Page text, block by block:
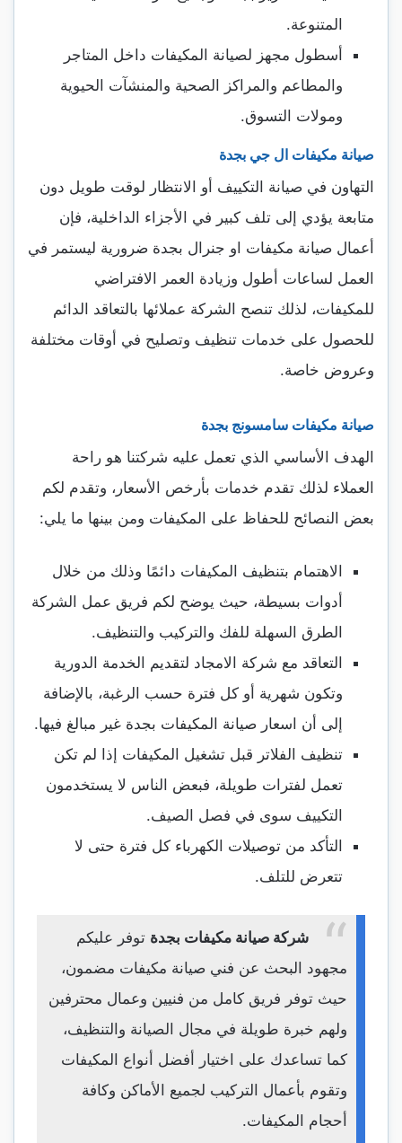
المتنوعة.
أسطول مجهز لصيانة المكيفات داخل المتاجر
والمطاعم والمراكز الصحية والمنشآت الحيوية
ومولات التسوق.
صيانة مكيفات ال جي بجدة
التهاون في صيانة التكييف أو الانتظار لوقت طويل دون
متابعة يؤدي إلى تلف كبير في الأجزاء الداخلية، فإن
أعمال صيانة مكيفات او جنرال بجدة ضرورية ليستمر في
العمل لساعات أطول وزيادة العمر الافتراضي
للمكيفات، لذلك تنصح الشركة عملائها بالتعاقد الدائم
للحصول على خدمات تنظيف وتصليح في أوقات مختلفة
وعروض خاصة.
صيانة مكيفات سامسونج بجدة
الهدف الأساسي الذي تعمل عليه شركتنا هو راحة
العملاء لذلك تقدم خدمات بأرخص الأسعار، وتقدم لكم
بعض النصائح للحفاظ على المكيفات ومن بينها ما يلي:
الاهتمام بتنظيف المكيفات دائمًا وذلك من خلال
أدوات بسيطة، حيث يوضح لكم فريق عمل الشركة
الطرق السهلة للفك والتركيب والتنظيف.
التعاقد مع شركة الامجاد لتقديم الخدمة الدورية
وتكون شهرية أو كل فترة حسب الرغبة، بالإضافة
إلى أن اسعار صيانة المكيفات بجدة غير مبالغ فيها.
تنظيف الفلاتر قبل تشغيل المكيفات إذا لم تكن
تعمل لفترات طويلة، فبعض الناس لا يستخدمون
التكييف سوى في فصل الصيف.
التأكد من توصيلات الكهرباء كل فترة حتى لا
تتعرض للتلف.
شركة صيانة مكيفات بجدة توفر عليكم
مجهود البحث عن فني صيانة مكيفات مضمون،
حيث توفر فريق كامل من فنيين وعمال محترفين
ولهم خبرة طويلة في مجال الصيانة والتنظيف،
كما تساعدك على اختيار أفضل أنواع المكيفات
وتقوم بأعمال التركيب لجميع الأماكن وكافة
أحجام المكيفات.